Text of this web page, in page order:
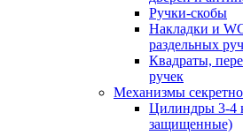
Ручки-скобы
Накладки и
раздельных
Квадраты,
ручек
Механизмы
Цилиндры 3-4
защищенные)